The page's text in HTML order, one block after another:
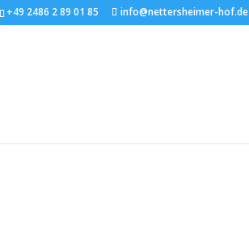
+49 2486 2 89 01 85 info@nettersheimer-hof.de